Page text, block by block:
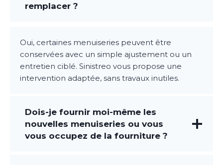
remplacer ?
Oui, certaines menuiseries peuvent être
conservées avec un simple ajustement ou un
entretien ciblé. Sinistreo vous propose une
intervention adaptée, sans travaux inutiles.
Dois-je fournir moi-même les
nouvelles menuiseries ou vous
vous occupez de la fourniture ?